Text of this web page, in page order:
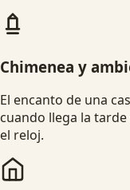
Chimenea y
El encanto de una
cuando llega la
el reloj.